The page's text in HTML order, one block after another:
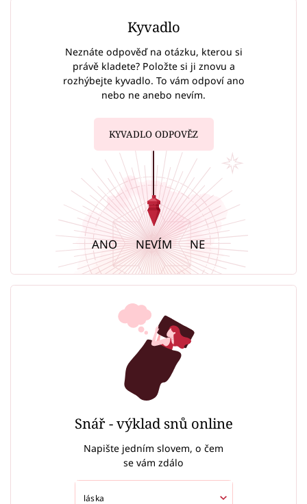
Kyvadlo
Neznáte odpověď na otázku, kterou si
právě kladete? Položte si ji znovu a
rozhýbejte kyvadlo. To vám odpoví ano
nebo ne anebo nevím.
KYVADLO ODPOVĚZ
ANO NEVÍM NE
Snář - výklad snů online
Napište jedním slovem, o čem
se vám zdálo